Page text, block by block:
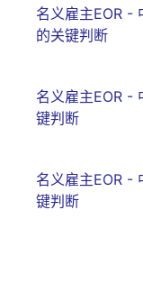
名义雇主EOR -
的关键判断
名义雇主EOR -
键判断
名义雇主EOR -
键判断